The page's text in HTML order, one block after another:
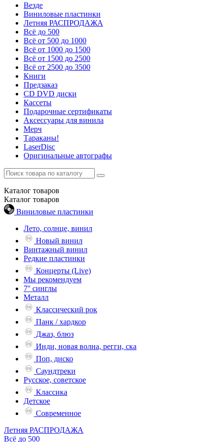
Везде
Виниловые пластинки
Летняя РАСПРОДАЖА
Всё до 500
Всё от 500 до 1000
Всё от 1000 до 1500
Всё от 1500 до 2500
Всё от 2500 до 3500
Книги
Предзаказ
CD DVD диски
Кассеты
Подарочные сертификаты
Аксессуары для винила
Мерч
Тараканы!
LaserDisc
Оригинальные автографы
Каталог товаров
Каталог товаров
Виниловые пластинки
Лето, солнце, винил
Новый винил
Винтажный винил
Редкие пластинки
Концерты (Live)
Мы рекомендуем
7'' синглы
Металл
Классический рок
Панк / хардкор
Джаз, блюз
Инди, новая волна, регги, ска
Поп, диско
Саундтреки
Русское, советское
Классика
Детское
Современное
Летняя РАСПРОДАЖА
Всё до 500